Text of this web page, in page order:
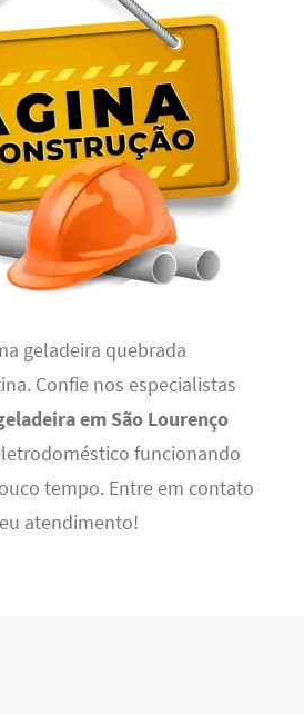
geladeira quebrada
Confie nos especialistas
em São Lourenço
funcionando
tempo. Entre em contato
atendimento!